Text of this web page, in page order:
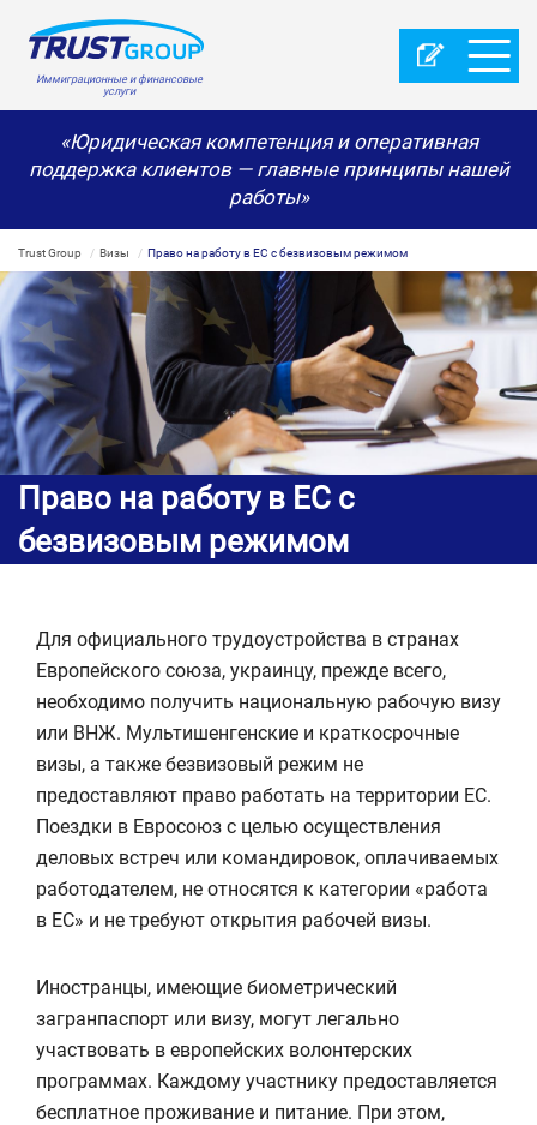
Иммиграционные и финансовые
услуги
«Юридическая компетенция и оперативная
поддержка клиентов — главные принципы нашей
работы»
Trust Group Визы Право на работу в ЕС с безвизовым режимом
Право на работу в ЕС с
безвизовым режимом
Для официального трудоустройства в странах
Европейского союза, украинцу, прежде всего,
необходимо получить национальную рабочую визу
или ВНЖ. Мультишенгенские и краткосрочные
визы, а также безвизовый режим не
предоставляют право работать на территории ЕС.
Поездки в Евросоюз с целью осуществления
деловых встреч или командировок, оплачиваемых
работодателем, не относятся к категории «работа
в ЕС» и не требуют открытия рабочей визы.
Иностранцы, имеющие биометрический
загранпаспорт или визу, могут легально
участвовать в европейских волонтерских
программах. Каждому участнику предоставляется
бесплатное проживание и питание. При этом,